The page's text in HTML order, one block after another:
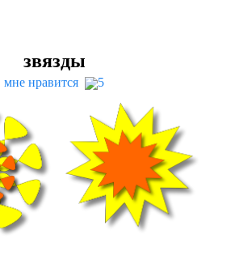
звязды
мне нравится 5